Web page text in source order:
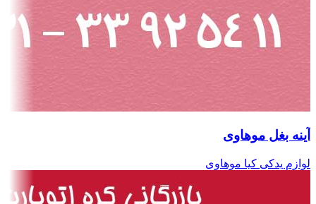
آینه بغل موهاوی
لوازم یدکی کیا موهاوی